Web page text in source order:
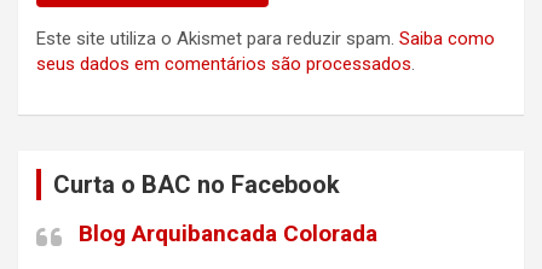
Este site utiliza o Akismet para reduzir spam. Saiba como
seus dados em comentários são processados.
Curta o BAC no Facebook
Blog Arquibancada Colorada